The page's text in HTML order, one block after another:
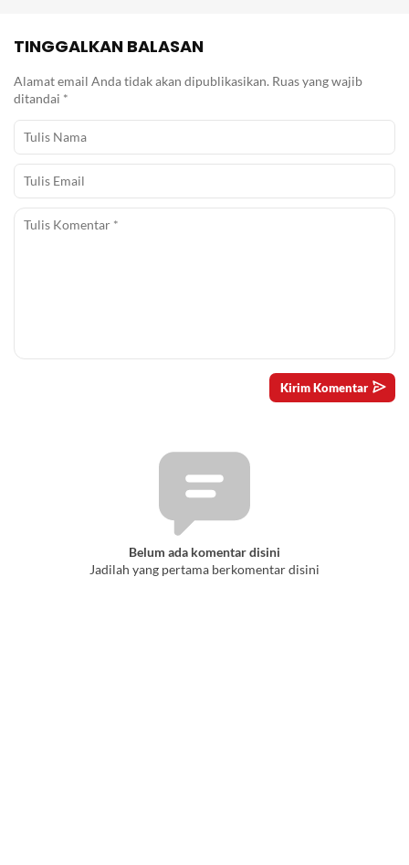
TINGGALKAN BALASAN
Alamat email Anda tidak akan dipublikasikan. Ruas yang wajib
ditandai *
Belum ada komentar disini
Jadilah yang pertama berkomentar disini